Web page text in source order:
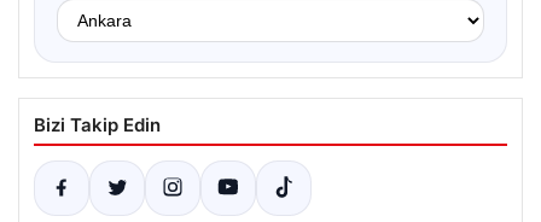
Bizi Takip Edin